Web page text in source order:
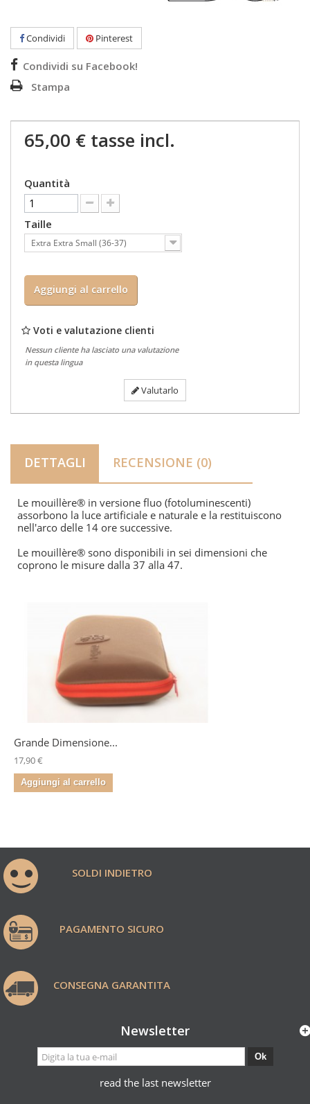
Condividi Pinterest
Condividi su Facebook!
Stampa
65,00 € tasse incl.
Quantità
Taille
Extra Extra Small (36-37)
Aggiungi al carrello
Voti e valutazione clienti
Nessun cliente ha lasciato una valutazione
in questa lingua
Valutarlo
DETTAGLI RECENSIONE (0)
Le mouillère® in versione fluo (fotoluminescenti)
assorbono la luce artificiale e naturale e la restituiscono
nell'arco delle 14 ore successive.
Le mouillère® sono disponibili in sei dimensioni che
coprono le misure dalla 37 alla 47.
Grande Dimensione...
17,90 €
Aggiungi al carrello
SOLDI INDIETRO
PAGAMENTO SICURO
CONSEGNA GARANTITA
Newsletter
Ok
read the last newsletter